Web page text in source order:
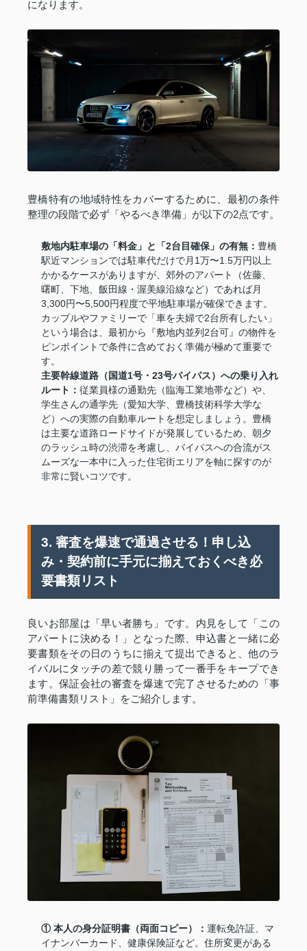
になります。
豊橋特有の地域特性をカバーするために、最初の条件
整理の段階で必ず「やるべき準備」が以下の2点です。
敷地内駐車場の「料金」と「2台目確保」の有無： 豊橋
駅近マンションでは駐車代だけで月1万〜1.5万円以上
かかるケースがありますが、郊外のアパート（佐藤、
曙町、下地、飯田線・渥美線沿線など）であれば月
3,300円〜5,500円程度で平地駐車場が確保できます。
カップルやファミリーで「車を夫婦で2台所有したい」
という場合は、最初から『敷地内並列2台可』の物件を
ピンポイントで条件に含めておく準備が極めて重要で
す。
主要幹線道路（国道1号・23号バイパス）への乗り入れ
ルート： 従業員様の通勤先（臨海工業地帯など）や、
学生さんの通学先（愛知大学、豊橋技術科学大学な
ど）への実際の自動車ルートを想定しましょう。豊橋
は主要な道路ロードサイドが発展しているため、朝夕
のラッシュ時の渋滞を考慮し、バイパスへの合流がス
ムーズな一本中に入った住宅街エリアを軸に探すのが
非常に賢いコツです。
3. 審査を爆速で通過させる！申し込
み・契約前に手元に揃えておくべき必
要書類リスト
良いお部屋は「早い者勝ち」です。内見をして「この
アパートに決める！」となった際、申込書と一緒に必
要書類をその日のうちに揃えて提出できると、他のラ
イバルにタッチの差で競り勝って一番手をキープでき
ます。保証会社の審査を爆速で完了させるための「事
前準備書類リスト」をご紹介します。
① 本人の身分証明書（両面コピー）： 運転免許証、マ
イナンバーカード、健康保険証など。住所変更がある